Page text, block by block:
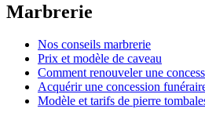
Marbrerie
Nos conseils marbrerie
Prix et modèle de caveau
Comment renouveler une
Acquérir une concession
Modèle et tarifs de pierre